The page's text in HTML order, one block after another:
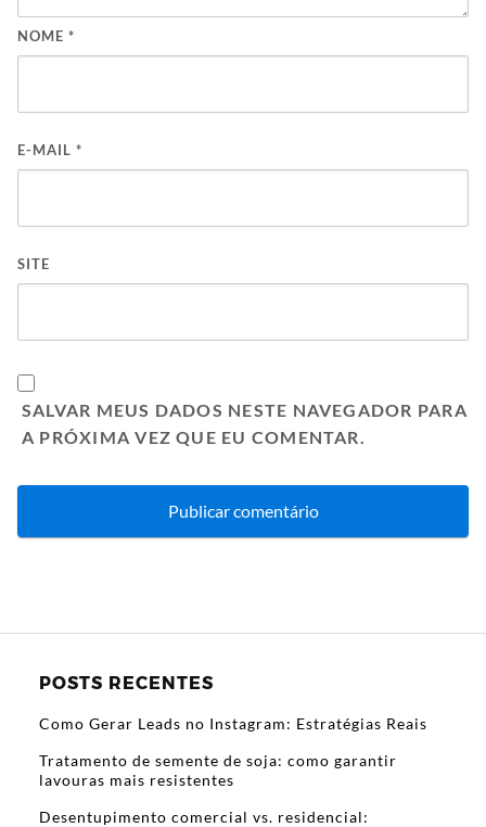
NOME *
E-MAIL *
SITE
SALVAR MEUS DADOS NESTE NAVEGADOR PARA
A PRÓXIMA VEZ QUE EU COMENTAR.
POSTS RECENTES
Como Gerar Leads no Instagram: Estratégias Reais
Tratamento de semente de soja: como garantir
lavouras mais resistentes
Desentupimento comercial vs. residencial: